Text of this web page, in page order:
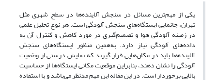
یکی از مهم‌ترین مسائل در سنجش آلاینده‌ها در سطح شهری مثل
تهران، جانمایی ایستگاه‌های سنجش آلودگی است. هر نوع تحلیل علمی
در زمینه آلودگی هوا و تصمیم‌گیری در مورد کاهش و کنترل آن به
داده‌های آلودگی نیاز دارد‌. به‌همین منظور ایستگاه‌های سنجش
آلاینده‌ها باید در مکان‌هایی قرار گیرند که نمایش درستی از وضعیت
آلودگی را نشان دهند، بنابراین موقعیت مکانی ایستگاه‌ها از حساسیت
بالایی برخوردار است. در این مقاله این مهم مدنظر می‌باشد و با استفاده